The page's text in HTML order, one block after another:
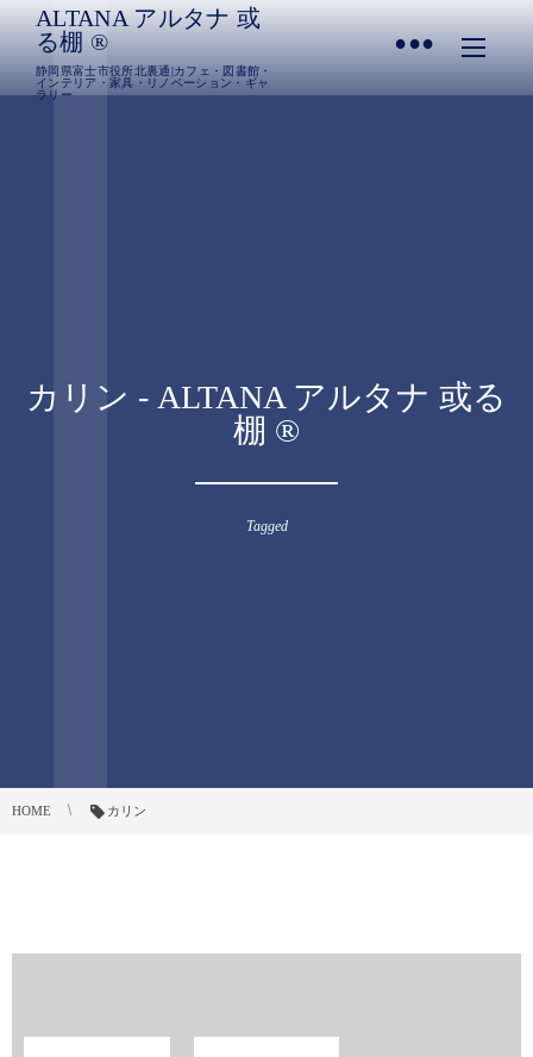
ALTANA アルタナ 或
る棚 ®︎
静岡県富士市役所北裏通|カフェ・図書館・
インテリア・家具・リノベーション・ギャ
ラリー
•
カリン - ALTANA アルタナ 或る
棚 ®︎
Tagged
HOME カリン